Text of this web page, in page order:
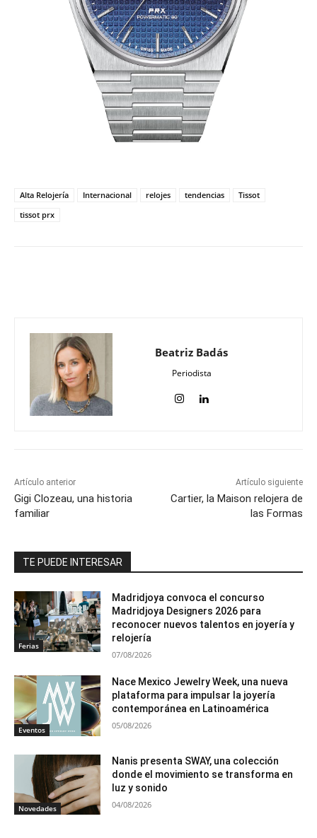
Alta Relojería Internacional relojes tendencias
Tissot
tissot prx
Beatriz Badás
Periodista
Artículo anterior
Gigi Clozeau, una historia
familiar
Artículo siguiente
Cartier, la Maison relojera de
las Formas
TE PUEDE INTERESAR
Ferias
Madridjoya convoca el concurso
Madridjoya Designers 2026 para
reconocer nuevos talentos en joyería y
relojería
07/08/2026
Eventos
Nace Mexico Jewelry Week, una nueva
plataforma para impulsar la joyería
contemporánea en Latinoamérica
05/08/2026
Novedades
Nanis presenta SWAY, una colección
donde el movimiento se transforma en
luz y sonido
04/08/2026